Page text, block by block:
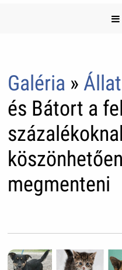
Galéria »
és Bátort a
megmenteni